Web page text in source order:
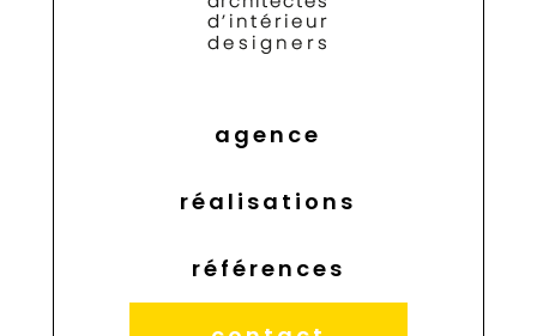
agence
réalisations
références